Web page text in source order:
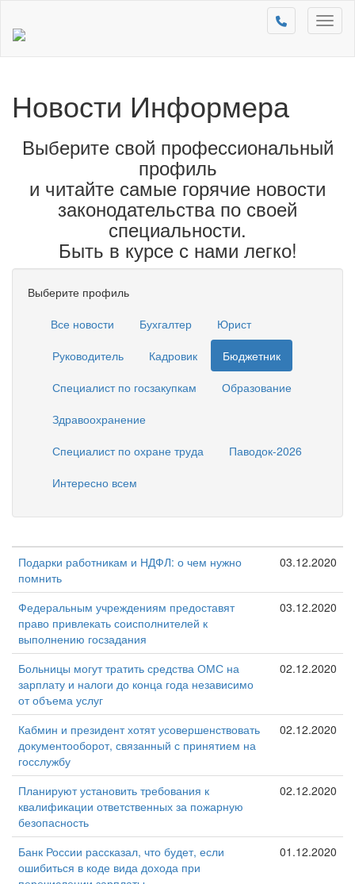
Новости Информера
Выберите свой профессиональный
профиль
и читайте самые горячие новости
законодательства по своей
специальности.
Быть в курсе с нами легко!
Выберите профиль
Все новости
Бухгалтер
Юрист
Руководитель
Кадровик
Бюджетник
Специалист по госзакупкам
Образование
Здравоохранение
Специалист по охране труда
Паводок-2026
Интересно всем
Подарки работникам и НДФЛ: о чем нужно
помнить
03.12.2020
Федеральным учреждениям предоставят
право привлекать соисполнителей к
выполнению госзадания
03.12.2020
Больницы могут тратить средства ОМС на
зарплату и налоги до конца года независимо
от объема услуг
02.12.2020
Кабмин и президент хотят усовершенствовать
документооборот, связанный с принятием на
госслужбу
02.12.2020
Планируют установить требования к
квалификации ответственных за пожарную
безопасность
02.12.2020
Банк России рассказал, что будет, если
ошибиться в коде вида дохода при
01.12.2020